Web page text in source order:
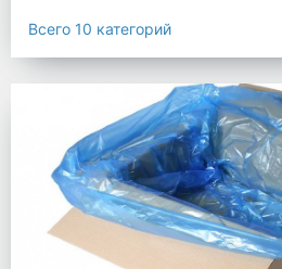
Промышленная упаковка
Прочая полиэтиленовая упаковка
Всего 10 категорий